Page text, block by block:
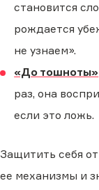
становится
рождается
не узнаем».
«До тошноты»
раз, она
если это ложь.
Защитить себя
ее механизмы и